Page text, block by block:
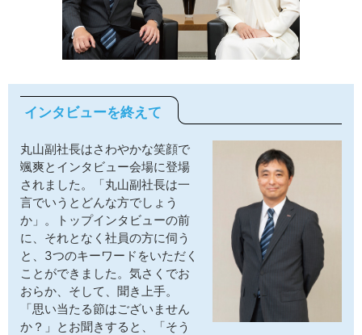
インタビューを終えて
丸山副社長はさわやかな笑顔で
颯爽とインタビュー会場に登場
されました。「丸山副社長は一
言でいうとどんな方でしょう
か」。トップインタビューの前
に、それとなく社員の方に伺う
と、3つのキーワードをいただく
ことができました。気さくでお
おらか、そして、聞き上手。
「思い当たる節はございません
か？」とお聞きすると、「そう